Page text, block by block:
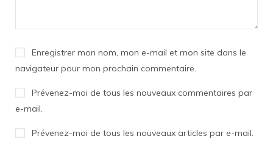
Enregistrer mon nom, mon e-mail et mon site dans le
navigateur pour mon prochain commentaire.
Prévenez-moi de tous les nouveaux commentaires par
e-mail.
Prévenez-moi de tous les nouveaux articles par e-mail.